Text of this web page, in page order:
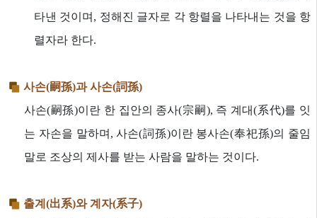
타낸 것이며, 정해진 글자로 각 항렬을 나타내는 것을 항
렬자라 한다.
사손(嗣孫)과 사손(詞孫)
사손(嗣孫)이란 한 집안의 종사(宗嗣), 즉 계대(系代)를 잇
는 자손을 말하며, 사손(詞孫)이란 봉사손(奉祀孫)의 줄임
말로 조상의 제사를 받는 사람을 말하는 것이다.
출계(出系)와 계자(系子)